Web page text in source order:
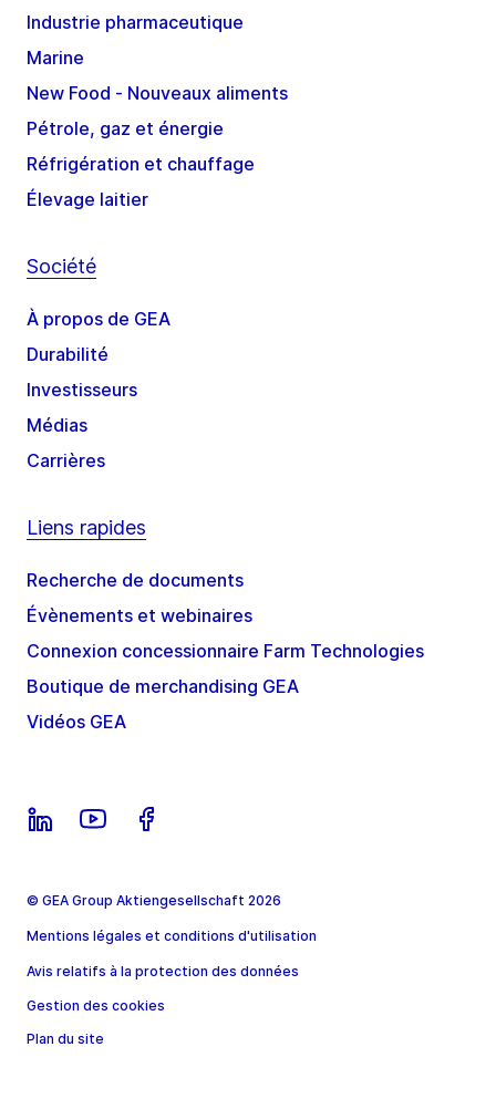
Industrie pharmaceutique
Marine
New Food - Nouveaux aliments
Pétrole, gaz et énergie
Réfrigération et chauffage
Élevage laitier
Société
À propos de GEA
Durabilité
Investisseurs
Médias
Carrières
Liens rapides
Recherche de documents
Évènements et webinaires
Connexion concessionnaire Farm Technologies
Boutique de merchandising GEA
Vidéos GEA
© GEA Group Aktiengesellschaft 2026
Mentions légales et conditions d'utilisation
Avis relatifs à la protection des données
Gestion des cookies
Plan du site